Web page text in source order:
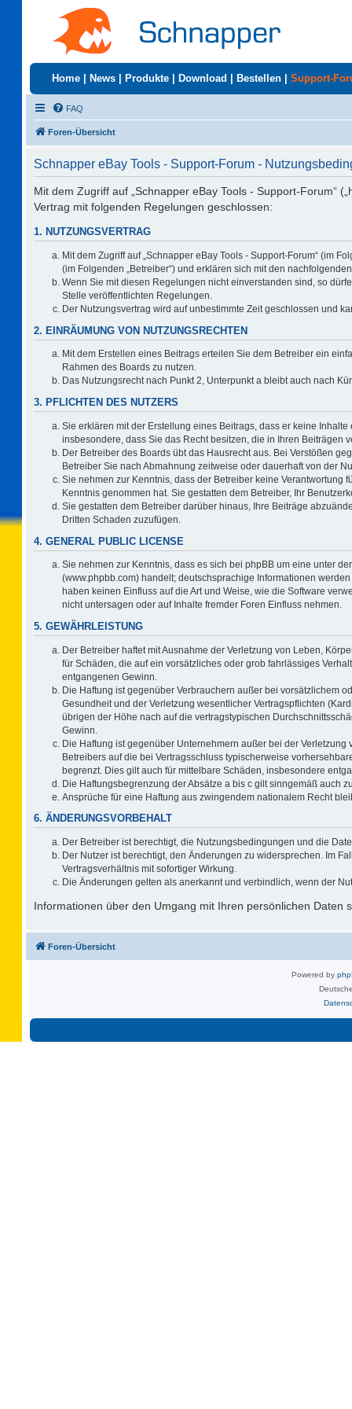
Home News Produkte Download Bestellen Support-
FAQ
Foren-Übersicht
Schnapper eBay Tools - Support-Forum -
Mit dem Zugriff auf „Schnapper eBay Tools - Support-Forum“
Vertrag mit folgenden Regelungen geschlossen:
1. NUTZUNGSVERTRAG
Mit dem Zugriff auf „Schnapper eBay Tools - Support-Forum“ (im
(im Folgenden „Betreiber“) und erklären sich mit den
Wenn Sie mit diesen Regelungen nicht einverstanden sind, so
Stelle veröffentlichten Regelungen.
Der Nutzungsvertrag wird auf unbestimmte Zeit geschlossen und
2. EINRÄUMUNG VON NUTZUNGSRECHTEN
Mit dem Erstellen eines Beitrags erteilen Sie dem Betreiber ein
Rahmen des Boards zu nutzen.
Das Nutzungsrecht nach Punkt 2, Unterpunkt a bleibt auch nach
3. PFLICHTEN DES NUTZERS
Sie erklären mit der Erstellung eines Beitrags, dass er keine
insbesondere, dass Sie das Recht besitzen, die in Ihren Beiträgen
Der Betreiber des Boards übt das Hausrecht aus. Bei Verstößen
Betreiber Sie nach Abmahnung zeitweise oder dauerhaft von der
Sie nehmen zur Kenntnis, dass der Betreiber keine Verantwortung
Kenntnis genommen hat. Sie gestatten dem Betreiber, Ihr
Sie gestatten dem Betreiber darüber hinaus, Ihre Beiträge
Dritten Schaden zuzufügen.
4. GENERAL PUBLIC LICENSE
Sie nehmen zur Kenntnis, dass es sich bei phpBB um eine unter der
(www.phpbb.com) handelt; deutschsprachige Informationen
haben keinen Einfluss auf die Art und Weise, wie die Software
nicht untersagen oder auf Inhalte fremder Foren Einfluss nehmen.
5. GEWÄHRLEISTUNG
Der Betreiber haftet mit Ausnahme der Verletzung von Leben,
für Schäden, die auf ein vorsätzliches oder grob fahrlässiges
entgangenen Gewinn.
Die Haftung ist gegenüber Verbrauchern außer bei vorsätzlichem
Gesundheit und der Verletzung wesentlicher Vertragspflichten
übrigen der Höhe nach auf die vertragstypischen
Gewinn.
Die Haftung ist gegenüber Unternehmern außer bei der
Betreibers auf die bei Vertragsschluss typischerweise
begrenzt. Dies gilt auch für mittelbare Schäden, insbesondere
Die Haftungsbegrenzung der Absätze a bis c gilt sinngemäß auch
Ansprüche für eine Haftung aus zwingendem nationalem Recht
6. ÄNDERUNGSVORBEHALT
Der Betreiber ist berechtigt, die Nutzungsbedingungen und die
Der Nutzer ist berechtigt, den Änderungen zu widersprechen. Im
Vertragsverhältnis mit sofortiger Wirkung.
Die Änderungen gelten als anerkannt und verbindlich, wenn der
Informationen über den Umgang mit Ihren persönlichen Daten
Foren-Übersicht
Powered by